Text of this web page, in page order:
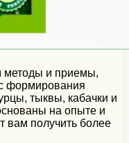
методы и приемы,
формирования
тыквы, кабачки и
на опыте и
вам получить более